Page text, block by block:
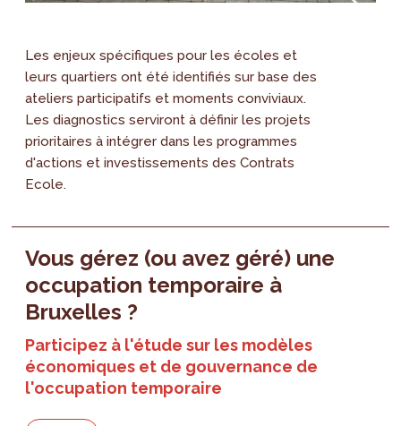
Les enjeux spécifiques pour les écoles et
leurs quartiers ont été identifiés sur base des
ateliers participatifs et moments conviviaux.
Les diagnostics serviront à définir les projets
prioritaires à intégrer dans les programmes
d'actions et investissements des Contrats
Ecole.
Vous gérez (ou avez géré) une
occupation temporaire à
Bruxelles ?
Participez à l'étude sur les modèles
économiques et de gouvernance de
l'occupation temporaire